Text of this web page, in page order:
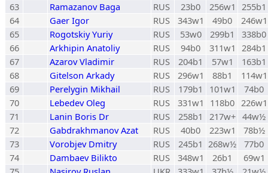
63
Ramazanov Baga RUS 23b0 256w1 255b1
64
Gaer Igor RUS 343w1 49b0
246w1
65
Rogotskiy Yuriy RUS 53w0 299b1
338b0
66
Arkhipin Anatoliy RUS 94b0 311w1 284b1
67
Azarov Vladimir RUS 204b1 57w1
163b1
68
Gitelson Arkady RUS 296w1 88b1
114w1
69
Perelygin Mikhail RUS 179b1 101w1
74b0
70
Lebedev Oleg RUS 331w1 118b0 226w1
71
Lanin Boris Dr RUS 258b1 217w+ 44w½
72
Gabdrakhmanov Azat RUS 40b0 223w1
78b½
73
Vorobjev Dmitry RUS 245b1 268w½
77b0
74
Dambaev Bilikto RUS 348w1 26b1
69w1